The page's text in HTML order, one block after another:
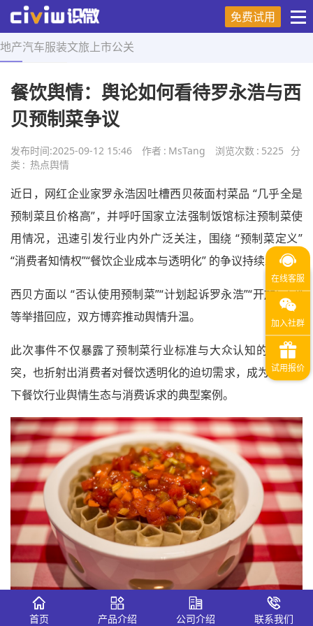
免费试用
地产汽车服装文旅 上市公关
首页 > 热点舆情 > 正文
餐饮舆情：舆论如何看待罗永浩与西
贝预制菜争议
发布时间:2025-09-12 15:46 作者 : MsTang 浏览次数 : 5225
分
类 : 热点舆情
近日，网红企业家罗永浩因吐槽西贝莜面村菜品 “几乎全是
预制菜且价格高”，并呼吁国家立法强制饭馆标注预制菜使
用情况，迅速引发行业内外广泛关注，围绕 “预制菜定义”
“消费者知情权”“餐饮企业成本与透明化” 的争议持续发酵。
西贝方面以 “否认使用预制菜”“计划起诉罗永浩”“开放后厨”
等举措回应，双方博弈推动舆情升温。
此次事件不仅暴露了预制菜行业标准与大众认知的核心冲
突，也折射出消费者对餐饮透明化的迫切需求，成为观察当
下餐饮行业舆情生态与消费诉求的典型案例。
首页 产品介绍 公司介绍 联系我们